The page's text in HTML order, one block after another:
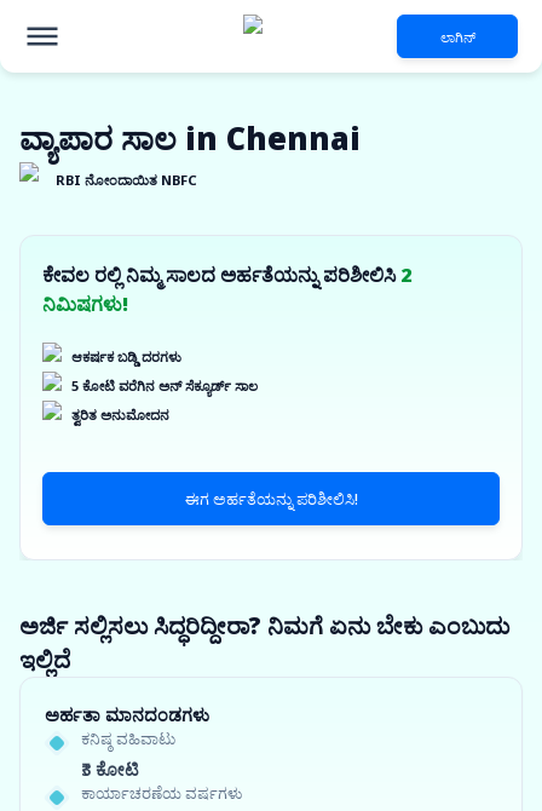
ಲಾಗಿನ್
ವ್ಯಾಪಾರ ಸಾಲ in Chennai
RBI ನೋಂದಾಯಿತ NBFC
ಕೇವಲ ರಲ್ಲಿ ನಿಮ್ಮ ಸಾಲದ ಅರ್ಹತೆಯನ್ನು ಪರಿಶೀಲಿಸಿ2
ನಿಮಿಷಗಳು!
ಆಕರ್ಷಕ ಬಡ್ಡಿ ದರಗಳು
5 ಕೋಟಿ ವರೆಗಿನ ಅನ್ ಸೆಕ್ಯೂರ್ಡ್ ಸಾಲ
ತ್ವರಿತ ಅನುಮೋದನ
ಈಗ ಅರ್ಹತೆಯನ್ನು ಪರಿಶೀಲಿಸಿ!
ಅರ್ಜಿ ಸಲ್ಲಿಸಲು ಸಿದ್ಧರಿದ್ದೀರಾ? ನಿಮಗೆ ಏನು ಬೇಕು ಎಂಬುದು
ಇಲ್ಲಿದೆ
ಅರ್ಹತಾ ಮಾನದಂಡಗಳು
ಕನಿಷ್ಠ ವಹಿವಾಟು
₹3 ಕೋಟಿ
ಕಾರ್ಯಾಚರಣೆಯ ವರ್ಷಗಳು